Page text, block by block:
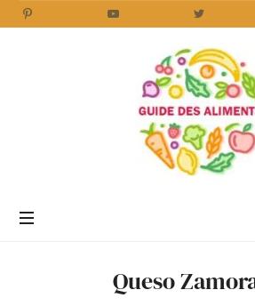
Aliments
www.guidedesaliments.comQueso